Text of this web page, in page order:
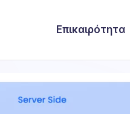
Επικαιρότητα